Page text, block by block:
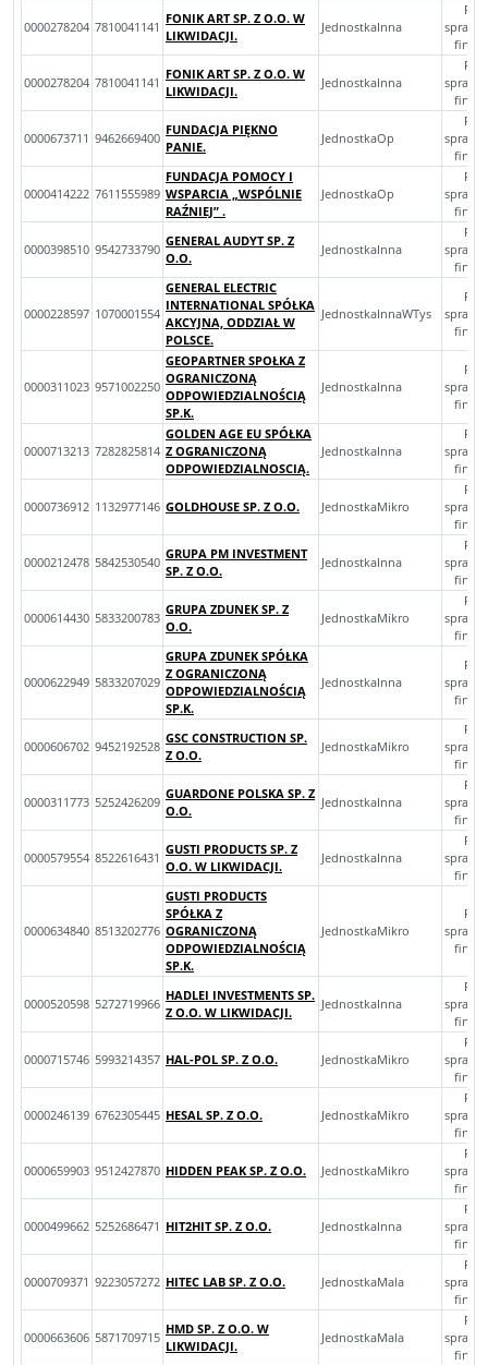
0000278204 7810041141
FONIK ART SP. Z O.O. W
LIKWIDACJI.
JednostkaInna
0000278204 7810041141
FONIK ART SP. Z O.O. W
LIKWIDACJI.
JednostkaInna
0000673711 9462669400
FUNDACJA PIĘKNO
PANIE.
JednostkaOp
0000414222 7611555989
FUNDACJA POMOCY I
WSPARCIA „WSPÓLNIE
RAŹNIEJ” .
JednostkaOp
0000398510 9542733790
GENERAL AUDYT SP. Z
O.O.
JednostkaInna
0000228597 1070001554
GENERAL ELECTRIC
INTERNATIONAL SPÓŁKA
AKCYJNA, ODDZIAŁ W
POLSCE.
JednostkaInnaWTys
0000311023 9571002250
GEOPARTNER SPOŁKA Z
OGRANICZONĄ
ODPOWIEDZIALNOŚCIĄ
SP.K.
JednostkaInna
0000713213 7282825814
GOLDEN AGE EU SPÓŁKA
Z OGRANICZONĄ
ODPOWIEDZIALNOSCIĄ.
JednostkaInna
0000736912 1132977146 GOLDHOUSE SP. Z O.O. JednostkaMikro
0000212478 5842530540
GRUPA PM INVESTMENT
SP. Z O.O.
JednostkaInna
0000614430 5833200783
GRUPA ZDUNEK SP. Z
O.O.
JednostkaMikro
0000622949 5833207029
GRUPA ZDUNEK SPÓŁKA
Z OGRANICZONĄ
ODPOWIEDZIALNOŚCIĄ
SP.K.
JednostkaInna
0000606702 9452192528
GSC CONSTRUCTION SP.
Z O.O.
JednostkaMikro
0000311773 5252426209
GUARDONE POLSKA SP. Z
O.O.
JednostkaInna
0000579554 8522616431
GUSTI PRODUCTS SP. Z
O.O. W LIKWIDACJI.
JednostkaInna
0000634840 8513202776
GUSTI PRODUCTS
SPÓŁKA Z
OGRANICZONĄ
ODPOWIEDZIALNOŚCIĄ
SP.K.
JednostkaMikro
0000520598 5272719966
HADLEI INVESTMENTS SP.
Z O.O. W LIKWIDACJI.
JednostkaInna
0000715746 5993214357 HAL-POL SP. Z O.O. JednostkaMikro
0000246139 6762305445 HESAL SP. Z O.O. JednostkaMikro
0000659903 9512427870 HIDDEN PEAK SP. Z O.O. JednostkaMikro
0000499662 5252686471 HIT2HIT SP. Z O.O. JednostkaInna
0000709371 9223057272 HITEC LAB SP. Z O.O. JednostkaMala
0000663606 5871709715
HMD SP. Z O.O. W
LIKWIDACJI.
JednostkaMala